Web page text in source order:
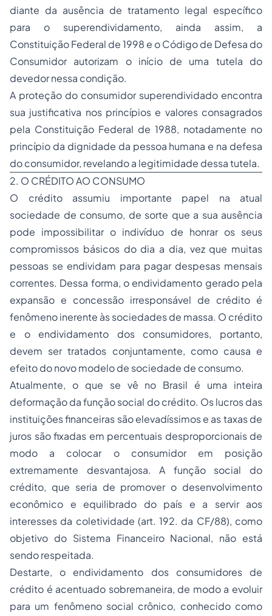
diante da ausência de tratamento legal específico
para o superendividamento, ainda assim, a
Constituição Federal de 1998 e o Código de Defesa do
Consumidor autorizam o início de uma tutela do
devedor nessa condição.
A proteção do consumidor superendividado encontra
sua justificativa nos princípios e valores consagrados
pela Constituição Federal de 1988, notadamente no
princípio da dignidade da pessoa humana e na defesa
do consumidor, revelando a legitimidade dessa tutela.
2. O CRÉDITO AO CONSUMO
O crédito assumiu importante papel na atual
sociedade de consumo, de sorte que a sua ausência
pode impossibilitar o indivíduo de honrar os seus
compromissos básicos do dia a dia, vez que muitas
pessoas se endividam para pagar despesas mensais
correntes. Dessa forma, o endividamento gerado pela
expansão e concessão irresponsável de crédito é
fenômeno inerente às sociedades de massa. O crédito
e o endividamento dos consumidores, portanto,
devem ser tratados conjuntamente, como causa e
efeito do novo modelo de sociedade de consumo.
Atualmente, o que se vê no Brasil é uma inteira
deformação da função social do crédito. Os lucros das
instituições financeiras são elevadíssimos e as taxas de
juros são fixadas em percentuais desproporcionais de
modo a colocar o consumidor em posição
extremamente desvantajosa. A função social do
crédito, que seria de promover o desenvolvimento
econômico e equilibrado do país e a servir aos
interesses da coletividade (art. 192. da CF/88), como
objetivo do Sistema Financeiro Nacional, não está
sendo respeitada.
Destarte, o endividamento dos consumidores de
crédito é acentuado sobremaneira, de modo a evoluir
para um fenômeno social crônico, conhecido como